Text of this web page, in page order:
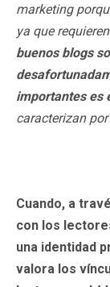
marketing
ya que
buenos blogs
importantes es
caracterizan
Cuando, a
con los
una identidad
valora los